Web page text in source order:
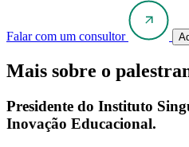
Falar com um consultor
Mais sobre o
Presidente do Instituto
Inovação Educacional.